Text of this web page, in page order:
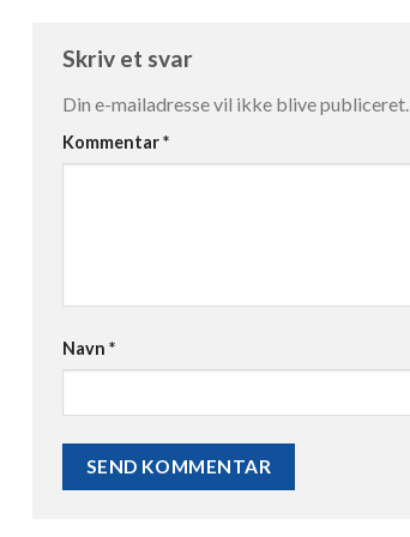
Skriv et svar
Din e-mailadresse vil ikke blive publiceret.
Kommentar*
Navn *